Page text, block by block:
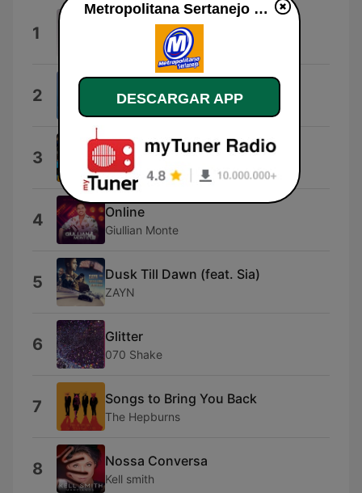
1 Developing Story 1
Elliot Bernstein
2 Dua Lipa
3 Girls Like You (feat. Cardi B)
Maroon 5
4 Online
Giullian Monte
5 Dusk Till Dawn (feat. Sia)
ZAYN
6 Glitter
070 Shake
7 Songs to Bring You Back
The Hepburns
8 Nossa Conversa
Kell smith
Metropolitana Sertanejo en vivo
DESCARGAR APP